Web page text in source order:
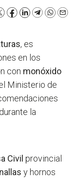
Facebook
LinkedInTelegram
, es
en los
con monóxido
Ministerio de
la
Civil provincial
y hornos